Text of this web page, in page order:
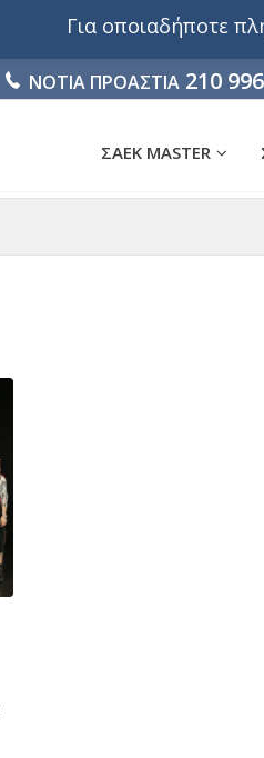
ΝΟΤΙΑ ΠΡΟΑΣΤΙΑ 210
ΣΑΕΚ MASTER
Για οποιαδήποτε